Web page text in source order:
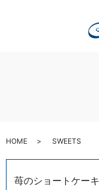
HOME SWEETS
苺のショートケーキ